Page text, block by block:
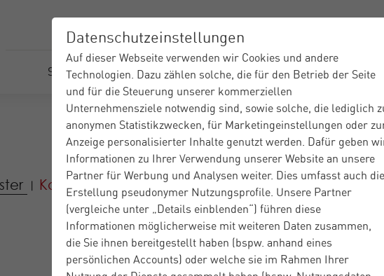
Datenschutzeinstellungen
Auf dieser Webseite verwenden wir Cookies und andere
Technologien. Dazu zählen solche, die für den Betrieb der Seite
und für die Steuerung unserer kommerziellen
Unternehmensziele notwendig sind, sowie solche, die lediglich
anonymen Statistikzwecken, für Marketingeinstellungen oder
Anzeige personalisierter Inhalte genutzt werden. Dafür geben
Informationen zu Ihrer Verwendung unserer Website an unsere
Partner für Werbung und Analysen weiter. Dies umfasst auch die
Erstellung pseudonymer Nutzungsprofile. Unsere Partner
(vergleiche unter „Details einblenden“) führen diese
Informationen möglicherweise mit weiteren Daten zusammen,
die Sie ihnen bereitgestellt haben (bspw. anhand eines
persönlichen Accounts) oder welche sie im Rahmen Ihrer
Services Branchen Partner Über Materna Insights
| Kontaktformular DE